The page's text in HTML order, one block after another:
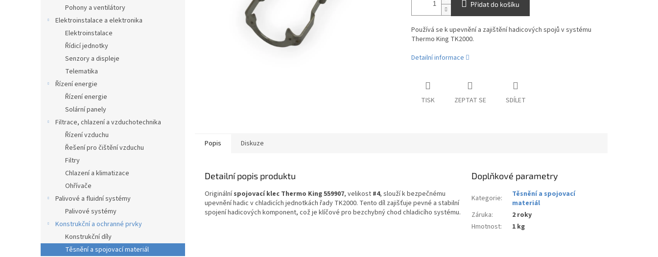
Pohony a ventilátory
Elektroinstalace a elektronika
Elektroinstalace
Řídicí jednotky
Senzory a displeje
Telematika
Řízení energie
Řízení energie
Solární panely
Filtrace, chlazení a vzduchotechnika
Řízení vzduchu
Řešení pro čištění vzduchu
Filtry
Chlazení a klimatizace
Ohřívače
Palivové a fluidní systémy
Palivové systémy
Konstrukční a ochranné prvky
Konstrukční díly
Těsnění a spojovací materiál
Přidat do košíku
Používá se k upevnění a zajištění hadicových spojů v systému
Thermo King TK2000.
Detailní informace
TISK ZEPTAT SE SDÍLET
Popis Diskuze
Detailní popis produktu
Originálníspojovací klec Thermo King 559907, velikost #4, slouží k bezpečnému
upevnění hadic v chladicích jednotkách řady TK2000. Tento díl zajišťuje pevné a stabilní
spojení hadicových komponent, což je klíčové pro bezchybný chod chladicího systému.
Doplňkové parametry
Kategorie:
Těsnění a spojovací
materiál
Záruka:
2 roky
Hmotnost: 1 kg